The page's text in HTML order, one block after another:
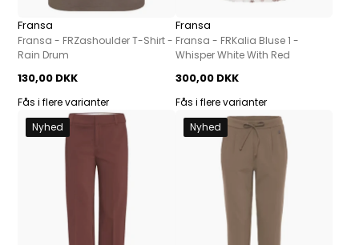
Fransa
Fransa - FRZashoulder T-Shirt -
Rain Drum
130,00 DKK
Fås i flere varianter
Fransa
Fransa - FRKalia Bluse 1 -
Whisper White With Red
300,00 DKK
Fås i flere varianter
Nyhed
Nyhed